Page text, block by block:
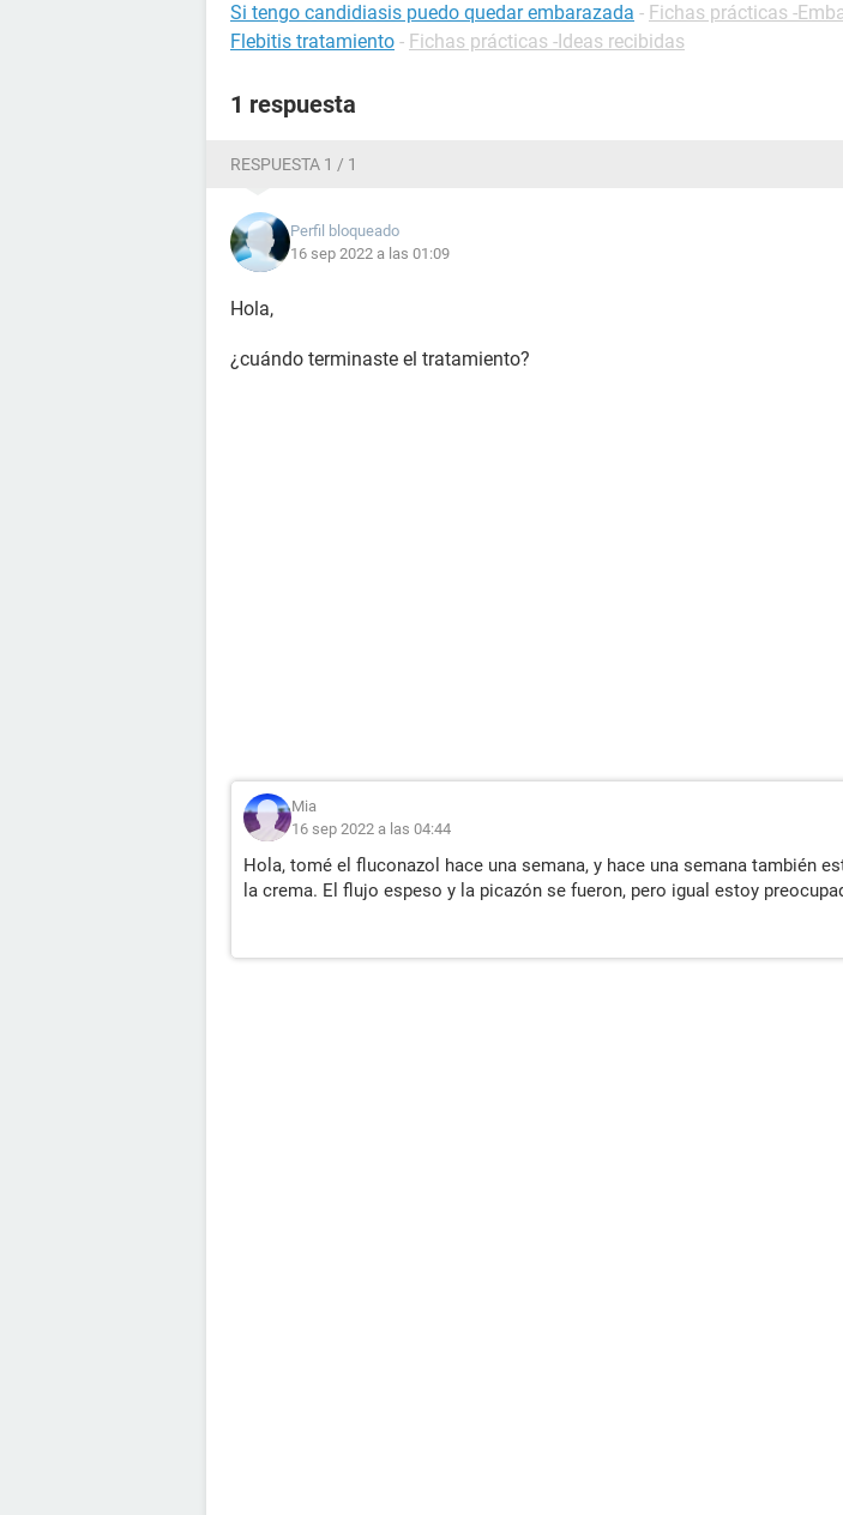
Si tengo candidiasis puedo quedar embarazada - Fichas prácticas -
Flebitis tratamiento - Fichas prácticas -Ideas recibidas
1 respuesta
RESPUESTA 1 / 1
Perfil bloqueado
16 sep 2022 a las 01:09
Hola,
¿cuándo terminaste el tratamiento?
Mia
16 sep 2022 a las 04:44
Hola, tomé el fluconazol hace una semana, y hace una semana también
la crema. El flujo espeso y la picazón se fueron, pero igual estoy